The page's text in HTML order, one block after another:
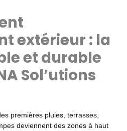
extérieur : la
et durable
Sol’utions
premières pluies, terrasses,
deviennent des zones à haut